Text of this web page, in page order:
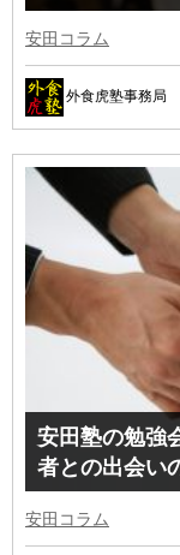
安田コラム
外食虎塾事務局
安田塾の勉強
者との出会い
安田コラム